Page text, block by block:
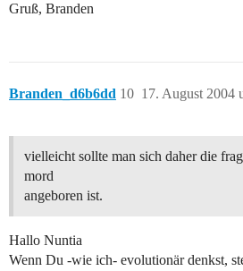
Gruß, Branden
Branden_d6b6dd 17. August 2004
10
vielleicht sollte man sich daher die
mord
angeboren ist.
Hallo Nuntia
Wenn Du -wie ich- evolutionär denkst,